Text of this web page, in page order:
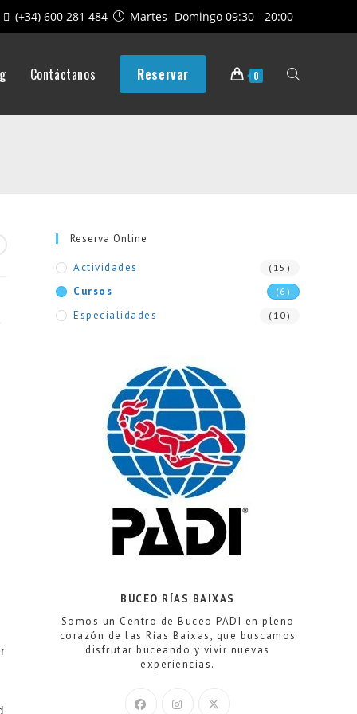
(+34) 600 281 484 Martes- Domingo 09:30 - 20:00
Contáctanos Reservar 0 Alternar
la
Reserva Online
Actividades (15)
Cursos (6)
Especialidades (10)
BUCEO RÍAS BAIXAS
Somos un Centro de Buceo PADI en pleno
corazón de las Rías Baixas, que buscamos
disfrutar buceando y vivir nuevas
experiencias.